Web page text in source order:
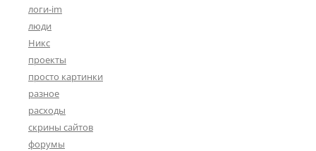
логи-im
люди
Никс
проекты
просто картинки
разное
расходы
скрины сайтов
форумы